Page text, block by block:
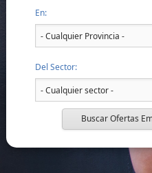
En:
Del Sector:
Buscar Ofertas